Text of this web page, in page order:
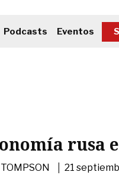
Podcasts Eventos
rusa
|21